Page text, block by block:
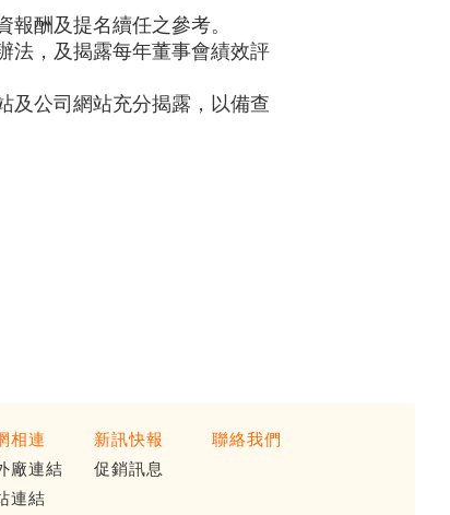
酬及提名續任之參考。
法，及揭露每年董事會績效評
及公司網站充分揭露，以備查
相連
廠連結
連結
新訊快報
促銷訊息
聯絡我們